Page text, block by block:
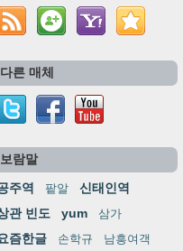
다른 매체
보람말
주역 팥알
신태인역
관 빈도
yum 삼가
즘한글 손학규 남흥여객